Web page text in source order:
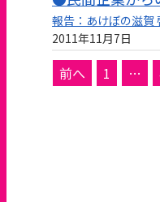
報告：あけぼの滋賀
2011年11月7日
投
稿
前へ 1 …